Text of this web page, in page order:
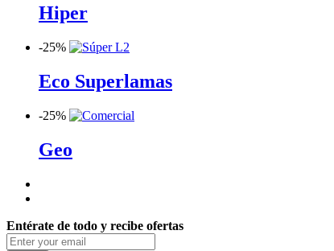
Hiper
-25%
Eco Superlamas
-25%
Geo
Entérate de todo y recibe ofertas